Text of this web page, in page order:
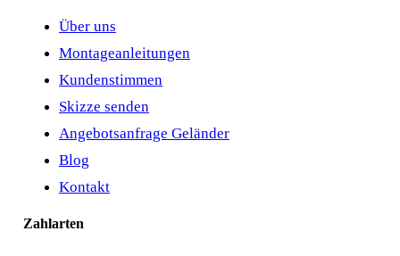
Über uns
Montageanleitungen
Kundenstimmen
Skizze senden
Angebotsanfrage Geländer
Blog
Kontakt
Zahlarten